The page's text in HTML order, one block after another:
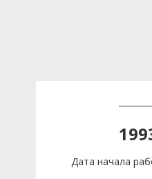
Дата начала